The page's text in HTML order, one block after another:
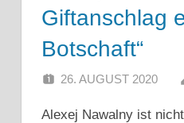
Giftanschlag
Botschaft“
26. AUGUST 2020
Alexej Nawalny ist